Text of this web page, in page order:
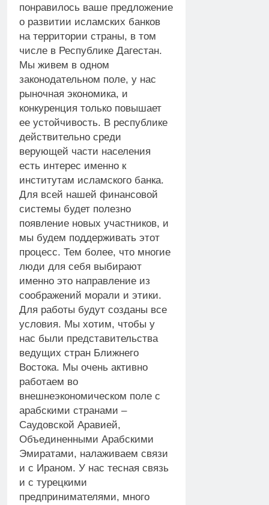
понравилось ваше предложение
о развитии исламских банков
на территории страны, в том
числе в Республике Дагестан.
Мы живем в одном
законодательном поле, у нас
рыночная экономика, и
конкуренция только повышает
ее устойчивость. В республике
действительно среди
верующей части населения
есть интерес именно к
институтам исламского банка.
Для всей нашей финансовой
системы будет полезно
появление новых участников, и
мы будем поддерживать этот
процесс. Тем более, что многие
люди для себя выбирают
именно это направление из
соображений морали и этики.
Для работы будут созданы все
условия. Мы хотим, чтобы у
нас были представительства
ведущих стран Ближнего
Востока. Мы очень активно
работаем во
внешнеэкономическом поле с
арабскими странами –
Саудовской Аравией,
Объединенными Арабскими
Эмиратами, налаживаем связи
и с Ираном. У нас тесная связь
и с турецкими
предпринимателями, много